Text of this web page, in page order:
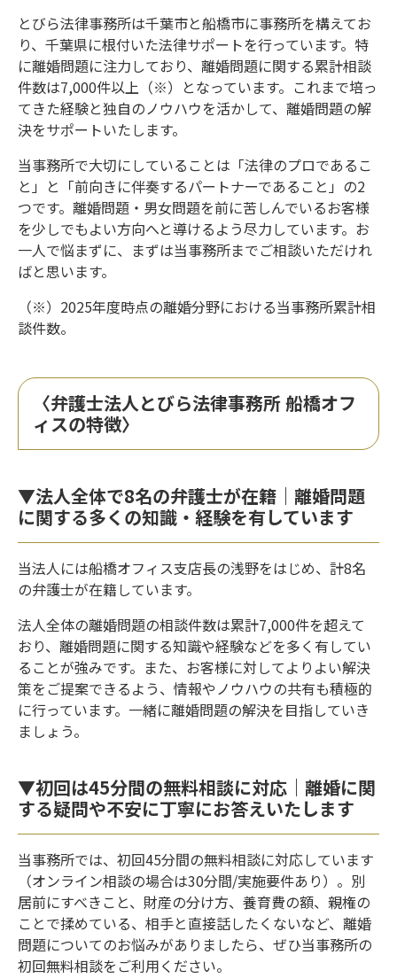
とびら法律事務所は千葉市と船橋市に事務所を構えてお
り、千葉県に根付いた法律サポートを行っています。特
に離婚問題に注力しており、離婚問題に関する累計相談
件数は7,000件以上（※）となっています。これまで培っ
てきた経験と独自のノウハウを活かして、離婚問題の解
決をサポートいたします。
当事務所で大切にしていることは「法律のプロであるこ
と」と「前向きに伴奏するパートナーであること」の2
つです。離婚問題・男女問題を前に苦しんでいるお客様
を少しでもよい方向へと導けるよう尽力しています。お
一人で悩まずに、まずは当事務所までご相談いただけれ
ばと思います。
（※）2025年度時点の離婚分野における当事務所累計相
談件数。
〈弁護士法人とびら法律事務所 船橋オフ
ィスの特徴〉
▼法人全体で8名の弁護士が在籍｜離婚問題
に関する多くの知識・経験を有しています
当法人には船橋オフィス支店長の浅野をはじめ、計8名
の弁護士が在籍しています。
法人全体の離婚問題の相談件数は累計7,000件を超えて
おり、離婚問題に関する知識や経験などを多く有してい
ることが強みです。また、お客様に対してよりよい解決
策をご提案できるよう、情報やノウハウの共有も積極的
に行っています。一緒に離婚問題の解決を目指していき
ましょう。
▼初回は45分間の無料相談に対応｜離婚に関
する疑問や不安に丁寧にお答えいたします
当事務所では、初回45分間の無料相談に対応しています
（オンライン相談の場合は30分間/実施要件あり）。別
居前にすべきこと、財産の分け方、養育費の額、親権の
ことで揉めている、相手と直接話したくないなど、離婚
問題についてのお悩みがありましたら、ぜひ当事務所の
初回無料相談をご利用ください。